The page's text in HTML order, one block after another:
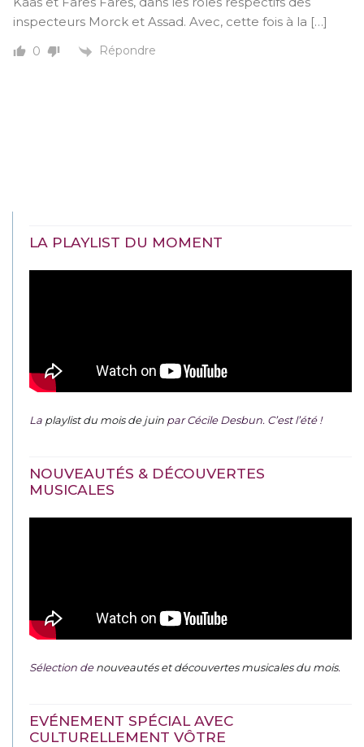
inspecteurs Morck et Assad. Avec, cette fois à la […]
0 Répondre
LA PLAYLIST DU MOMENT
La playlist du mois de juin par Cécile Desbun. C’est l’été !
NOUVEAUTÉS & DÉCOUVERTES
MUSICALES
Sélection denouveautés et découvertes musicales du mois.
EVÉNEMENT SPÉCIAL AVEC
CULTURELLEMENT VÔTRE